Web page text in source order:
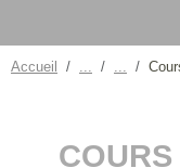
Accueil